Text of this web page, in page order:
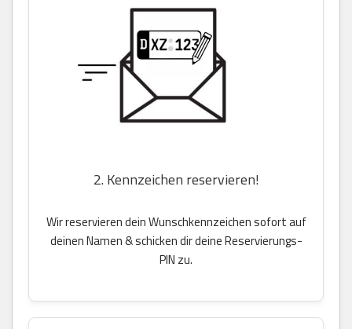
2. Kennzeichen reservieren!
Wir reservieren dein Wunschkennzeichen sofort auf
deinen Namen & schicken dir deine Reservierungs-
PIN zu.